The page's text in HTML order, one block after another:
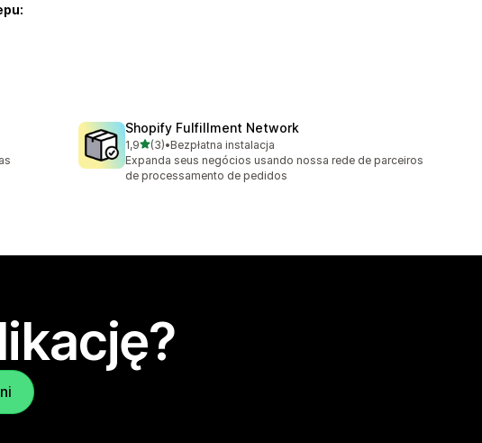
Shopify Fulfillment Network
1,9na 5 gwiazdek
(3)
Łączna liczba recenzji: 3
•Bezpłatna instalacja
Expanda seus negócios usando nossa rede de parceiros
de processamento de pedidos